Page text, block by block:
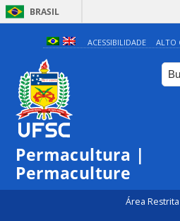
BRASIL
ACESSIBILIDADE ALTO
Permacultura |
Permaculture
Área Restrita